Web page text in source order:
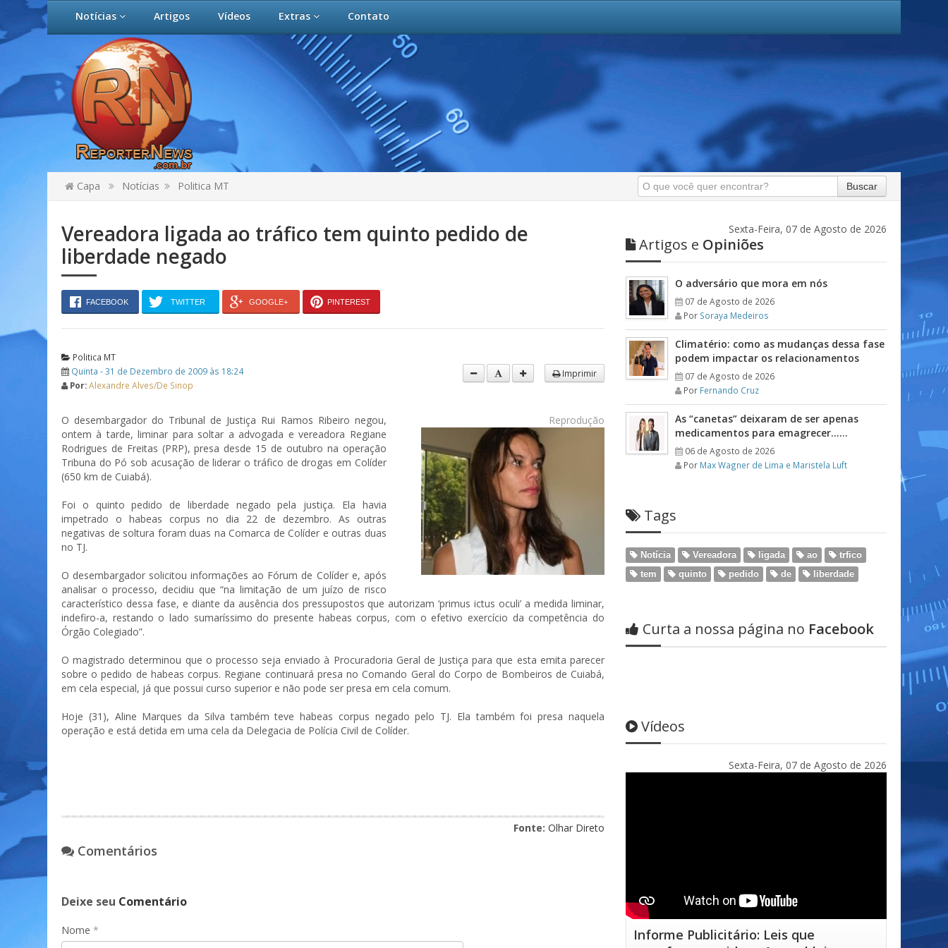
Notícias Artigos Vídeos Extras Contato
Capa Notícias Politica MT Buscar
Vereadora ligada ao tráfico tem quinto pedido de
liberdade negado
FACEBOOK TWITTER GOOGLE+ PINTEREST
Politica MT
Quinta - 31 de Dezembro de 2009 às 18:24
Por:Alexandre Alves/De Sinop
Imprimir
Reprodução
O desembargador do Tribunal de Justiça Rui Ramos Ribeiro negou,
ontem à tarde, liminar para soltar a advogada e vereadora Regiane
Rodrigues de Freitas (PRP), presa desde 15 de outubro na operação
Tribuna do Pó sob acusação de liderar o tráfico de drogas em Colíder
(650 km de Cuiabá).
Foi o quinto pedido de liberdade negado pela justiça. Ela havia
impetrado o habeas corpus no dia 22 de dezembro. As outras
negativas de soltura foram duas na Comarca de Colíder e outras duas
no TJ.
O desembargador solicitou informações ao Fórum de Colíder e, após
analisar o processo, decidiu que “na limitação de um juízo de risco
característico dessa fase, e diante da ausência dos pressupostos que autorizam ‘primus ictus oculi’ a medida liminar,
indefiro-a, restando o lado sumaríssimo do presente habeas corpus, com o efetivo exercício da competência do
Órgão Colegiado”.
O magistrado determinou que o processo seja enviado à Procuradoria Geral de Justiça para que esta emita parecer
sobre o pedido de habeas corpus. Regiane continuará presa no Comando Geral do Corpo de Bombeiros de Cuiabá,
em cela especial, já que possui curso superior e não pode ser presa em cela comum.
Hoje (31), Aline Marques da Silva também teve habeas corpus negado pelo TJ. Ela também foi presa naquela
operação e está detida em uma cela da Delegacia de Polícia Civil de Colíder.
Fonte: Olhar Direto
Comentários
Deixe seu Comentário
Nome *
Sexta-Feira, 07 de Agosto de 2026
Artigos e Opiniões
O adversário que mora em nós
07 de Agosto de 2026
Por Soraya Medeiros
Climatério: como as mudanças dessa fase
podem impactar os relacionamentos
07 de Agosto de 2026
Por Fernando Cruz
As “canetas” deixaram de ser apenas
medicamentos para emagrecer……
06 de Agosto de 2026
Por Max Wagner de Lima e Maristela Luft
Tags
Notícia Vereadora ligada ao
trfico
tem
quinto pedido de liberdade
Curta a nossa página no Facebook
Vídeos
Sexta-Feira, 07 de Agosto de 2026
Informe Publicitário: Leis que